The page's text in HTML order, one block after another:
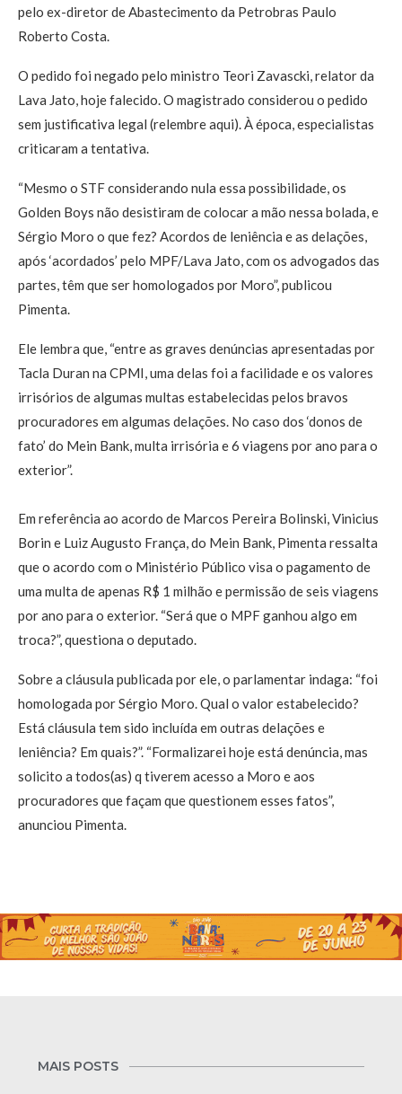
pelo ex-diretor de Abastecimento da Petrobras Paulo
Roberto Costa.
O pedido foi negado pelo ministro Teori Zavascki, relator da
Lava Jato, hoje falecido. O magistrado considerou o pedido
sem justificativa legal (relembre aqui). À época, especialistas
criticaram a tentativa.
“Mesmo o STF considerando nula essa possibilidade, os
Golden Boys não desistiram de colocar a mão nessa bolada, e
Sérgio Moro o que fez? Acordos de leniência e as delações,
após ‘acordados’ pelo MPF/Lava Jato, com os advogados das
partes, têm que ser homologados por Moro”, publicou
Pimenta.
Ele lembra que, “entre as graves denúncias apresentadas por
Tacla Duran na CPMI, uma delas foi a facilidade e os valores
irrisórios de algumas multas estabelecidas pelos bravos
procuradores em algumas delações. No caso dos ‘donos de
fato’ do Mein Bank, multa irrisória e 6 viagens por ano para o
exterior”.
Em referência ao acordo de Marcos Pereira Bolinski, Vinicius
Borin e Luiz Augusto França, do Mein Bank, Pimenta ressalta
que o acordo com o Ministério Público visa o pagamento de
uma multa de apenas R$ 1 milhão e permissão de seis viagens
por ano para o exterior. “Será que o MPF ganhou algo em
troca?”, questiona o deputado.
Sobre a cláusula publicada por ele, o parlamentar indaga: “foi
homologada por Sérgio Moro. Qual o valor estabelecido?
Está cláusula tem sido incluída em outras delações e
leniência? Em quais?”. “Formalizarei hoje está denúncia, mas
solicito a todos(as) q tiverem acesso a Moro e aos
procuradores que façam que questionem esses fatos”,
anunciou Pimenta.
MAIS POSTS